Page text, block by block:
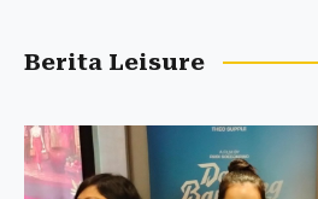
Berita Leisure